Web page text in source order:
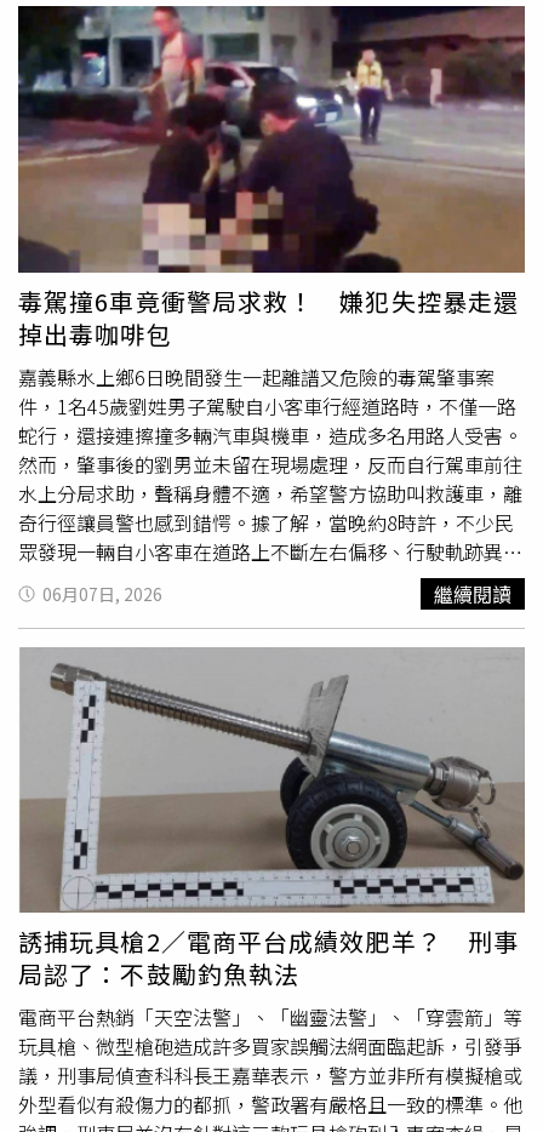
益，亦難以根除內部權勢性騷擾之沉痾，確有違失。紀惠
容、范巽綠強調，調查局作為國家之執法機關，更應高標準
要求所屬之人品、紀律，銓敘部已說明公務人員考績法於
114年11月19日修正明列性騷擾、性侵害等規定是為強調政
府態度，但於修法前，公務人員如有重大違失行為，機關本
得依修正前考績法規定落實懲處，該局過去僅以輕懲為之，
允應針對相關案件逐案重新檢視，從重處置，方能儘速導正
機關風氣，挽回國人信心。紀惠容、范巽綠說明，性騷擾係
對個人身心及人格尊嚴之嚴重侵害，受害人除需承受身心創
傷與揭露案件之壓力，於案件調查期間，亦須再次回憶遭受
性騷擾時的情境脈絡，故為防範受害人於性騷擾案件之處理
過程遭遇二度傷害，性騷擾防治法及性別平等工作法均要求
處理人員應具專業性，且於調查、審議程序亦強調應納入外
部專業意見，以避免因權力結構不對等而影響被害人權益。
監委表示，調查局對於正式提出申訴之性騷擾案件，依循
「法務部與所屬機關工作場所性騷擾防治措施申訴及處理要
點」及「法務部與所屬機關性騷擾防治措施申訴及處理要
點」處理，交予該局性騷擾申訴處理會調查、審議，惟對於
礙於權勢未提出正式申訴之性騷擾案件，內部僅交由該局督
察處調查處理，先天即缺乏申處會之性平專業與外部專家把
關，後天亦無實質防治或環境改善建議，且由各駐區督察人
員逐級陳報，則衍生吃案、隱匿情事，已然形成制度性闕
漏。導致該局人員須不斷循外界管道檢舉，以伸張正義，除
損害局譽，亦加深所屬職員於體制內之二度傷害，確有違
失。紀惠容、范巽綠進一步調查指出，調查局多起性騷擾案
件是於餐敘酒後發生，甚有行為人稱是為了工作需要而飲
酒、不勝酒力，藉詞以酒後失態合理化其酒後性騷擾行為。
部分性騷擾、強制猥褻行為是於主管帶同下屬餐敘飲酒後發
生，且不僅於進入調查局工作後，有長官帶頭邀集下屬或特
意找女下屬飲宴而發生性騷擾等違紀情事，調查人員於訓練
期間，即有發生餐席間開放學員飲酒，酒後性侵害之案件，
顯示調查局人員從訓練起至後續職場之文化，亟需通盤檢
討。調查局對此表示，現行透過各場合宣導提醒同仁避免無
謂飲宴，也要求若長官要帶同仁飲酒，應評估有公務交流之
必要，且不得過度飲酒、不可發生不檢言行。法務部對於該
局之應酬文化，亦認為不可鼓勵，表示將透過舉才策略逐步
改善風氣。紀惠容、范巽綠呼籲，性騷擾等犯行，非但違反
法規、破壞機關信譽，且往往涉及職場權力濫用，而不當飲
會秩序維護法查辦。萬華分局呼籲，民眾遇有糾紛應理性溝
通、合法解決問題，以免觸犯法網，遇有衝突可立即通報警
方到場協助，警方亦將持續加強防制轄內各類不法犯罪，以
維護社會治安。
毒駕撞6車竟衝警局求救！ 嫌犯失控暴走還
掉出毒咖啡包
嘉義縣水上鄉6日晚間發生一起離譜又危險的毒駕肇事案
件，1名45歲劉姓男子駕駛自小客車行經道路時，不僅一路
蛇行，還接連擦撞多輛汽車與機車，造成多名用路人受害。
然而，肇事後的劉男並未留在現場處理，反而自行駕車前往
水上分局求助，聲稱身體不適，希望警方協助叫救護車，離
奇行徑讓員警也感到錯愕。據了解，當晚約8時許，不少民
眾發現一輛自小客車在道路上不斷左右偏移、行駛軌跡異
常，甚至沿途傳出多次碰撞聲響。警方後續調查發現，劉男
駕車過程中共撞上4輛汽車及2輛機車，其中部分車輛停放路
邊仍無辜遭殃，另有駕駛人在會車或停等期間遭到撞擊，讓
受害民眾憤怒不已。更戲劇性的是，部分受害車主一路尾隨
劉男，發現他竟直接開進警察分局求助，隨即趕到現場指
認。面對眾人質疑與指控，劉男情緒突然失控，當場與被害
人爆發激烈口角，大聲嗆聲「就是我啦」、「叫水上的來
啦」、「帶我去掛急診」，情緒明顯異常。為避免衝突進一
步升高，員警立即上前制止並進行安全管控。沒想到在拉扯
過程中，劉男身上竟掉出一包毒品咖啡包，讓現場員警當場
傻眼。警方立即依持有毒品現行犯身分將其逮捕，並在戒護
下由救護車送往醫院檢查。經後續檢驗後確認，劉男體內有
二級毒品安非他命反應，涉嫌毒駕上路，嚴重危害公共安
全。警方表示，毒品會影響駕駛人的判斷能力、反應速度及
情緒控制，極易釀成重大交通事故。本案幸未造成更嚴重傷
亡，但已對多名用路人及車輛造成損害。全案訊後將依《毒
品危害防制條例》及《公共危險罪》移送嘉義地檢署偵辦，
進一步釐清相關責任。警方也再次呼籲民眾切勿施用毒品後
駕車，以免害人害己，觸 犯法律。
06月07日, 2026 繼續閱讀
誘捕玩具槍2／電商平台成績效肥羊？ 刑事
局認了：不鼓勵釣魚執法
電商平台熱銷「天空法警」、「幽靈法警」、「穿雲箭」等
玩具槍、微型槍砲造成許多買家誤觸法網面臨起訴，引發爭
議，刑事局偵查科科長王嘉華表示，警方並非所有模擬槍或
外型看似有殺傷力的都抓，警政署有嚴格且一致的標準。他